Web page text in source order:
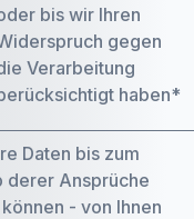
bis wir Ihren
gegen
Verarbeitung
haben*
Daten bis zum
derer Ansprüche
- von Ihnen